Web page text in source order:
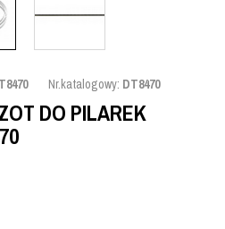
Nr.katalogowy: DT8470
DO PILAREK